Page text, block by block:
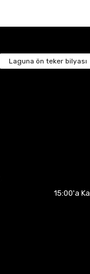
Laguna ön teker bilyası
15:00'a